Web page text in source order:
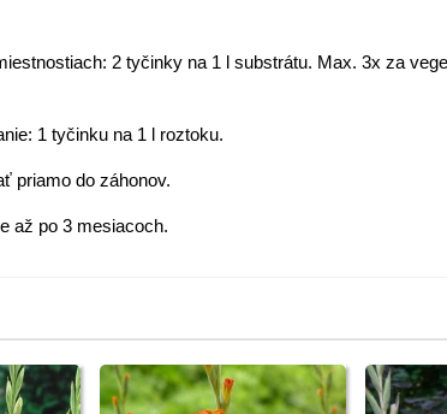
2 tyčinky na 1 l substrátu. Max. 3x za
1 tyčinku na 1 l roztoku.
priamo do záhonov.
až po 3 mesiacoch.